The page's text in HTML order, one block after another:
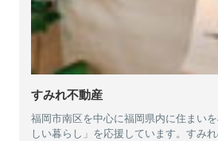
すみれ不動産
福岡市南区を中心に福岡県内に住まい
しい暮らし」を応援しています。すみ